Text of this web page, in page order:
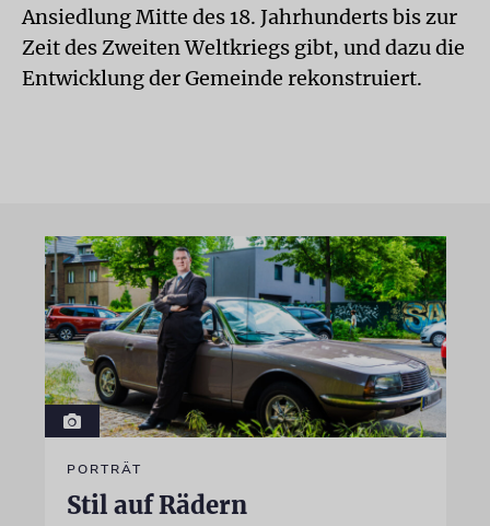
Ansiedlung Mitte des 18. Jahrhunderts bis zur
Zeit des Zweiten Weltkriegs gibt, und dazu die
Entwicklung der Gemeinde rekonstruiert.
PORTRÄT
Stil auf Rädern